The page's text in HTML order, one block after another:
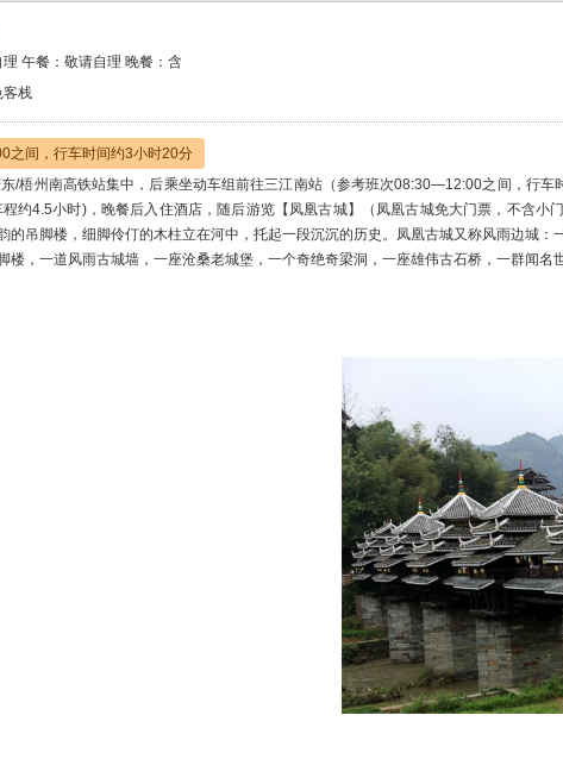
午餐：敬请自理 晚餐：含
客栈
之间，行车时间约3小时20分
/梧州南高铁站集中，后乘坐动车组前往三江南站（参考班次08:30—12:00之间，行车
约4.5小时)，晚餐后入住酒店，随后游览【凤凰古城】（凤凰古城免大门票，不含小
的吊脚楼，细脚伶仃的木柱立在河中，托起一段沉沉的历史。凤凰古城又称风雨边城：
楼，一道风雨古城墙，一座沧桑老城堡，一个奇绝奇梁洞，一座雄伟古石桥，一群闻名